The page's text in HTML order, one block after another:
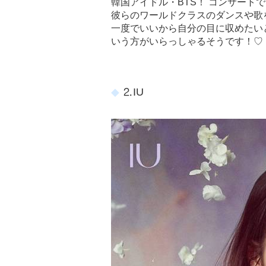
韓国アイドル・BTS！ コンサートで
彼らのワールドクラスのダンスや歌
一度でいいから自分の目に収めたい
いう方がいらっしゃるそうです！♡
⒉IU